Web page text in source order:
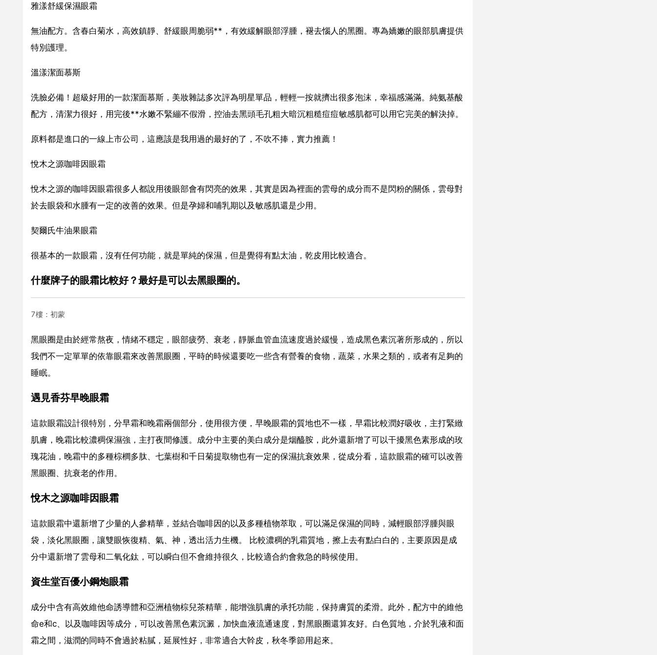
雅漾舒緩保濕眼霜
無油配方。含春白菊水，高效鎮靜、舒緩眼周脆弱**，有效緩解眼部浮腫，褪去惱人的黑圈。專為嬌嫩的眼部肌膚提供
特別護理。
溫漾潔面慕斯
洗臉必備！超級好用的一款潔面慕斯，美妝雜誌多次評為明星單品，輕輕一按就擠出很多泡沫，幸福感滿滿。純氨基酸
配方，清潔力很好，用完後**水嫩不緊繃不假滑，控油去黑頭毛孔粗大暗沉粗糙痘痘敏感肌都可以用它完美的解決掉。
原料都是進口的一線上市公司，這應該是我用過的最好的了，不吹不捧，實力推薦！
悅木之源咖啡因眼霜
悅木之源的咖啡因眼霜很多人都說用後眼部會有閃亮的效果，其實是因為裡面的雲母的成分而不是閃粉的關係，雲母對
於去眼袋和水腫有一定的改善的效果。但是孕婦和哺乳期以及敏感肌還是少用。
契爾氏牛油果眼霜
很基本的一款眼霜，沒有任何功能，就是單純的保濕，但是覺得有點太油，乾皮用比較適合。
什麼牌子的眼霜比較好？最好是可以去黑眼圈的。
7樓：初蒙
黑眼圈是由於經常熬夜，情緒不穩定，眼部疲勞、衰老，靜脈血管血流速度過於緩慢，造成黑色素沉著所形成的，所以
我們不一定單單的依靠眼霜來改善黑眼圈，平時的時候還要吃一些含有營養的食物，蔬菜，水果之類的，或者有足夠的
睡眠。
遇見香芬早晚眼霜
這款眼霜設計很特別，分早霜和晚霜兩個部分，使用很方便，早晚眼霜的質地也不一樣，早霜比較潤好吸收，主打緊緻
肌膚，晚霜比較濃稠保濕強，主打夜間修護。成分中主要的美白成分是烟醯胺，此外還新增了可以干擾黑色素形成的玫
瑰花油，晚霜中的多種棕櫚多肽、七葉樹和千日菊提取物也有一定的保濕抗衰效果，從成分看，這款眼霜的確可以改善
黑眼圈、抗衰老的作用。
悅木之源咖啡因眼霜
這款眼霜中還新增了少量的人參精華，並結合咖啡因的以及多種植物萃取，可以滿足保濕的同時，減輕眼部浮腫與眼
袋，淡化黑眼圈，讓雙眼恢復精、氣、神，透出活力生機。 比較濃稠的乳霜質地，擦上去有點白白的，主要原因是成
分中還新增了雲母和二氧化鈦，可以瞬白但不會維持很久，比較適合約會救急的時候使用。
資生堂百優小鋼炮眼霜
成分中含有高效維他命誘導體和亞洲植物棕兒茶精華，能增強肌膚的承托功能，保持膚質的柔滑。此外，配方中的維他
命e和c、以及咖啡因等成分，可以改善黑色素沉澱，加快血液流通速度，對黑眼圈還算友好。白色質地，介於乳液和面
霜之間，滋潤的同時不會過於粘膩，延展性好，非常適合大幹皮，秋冬季節用起來。